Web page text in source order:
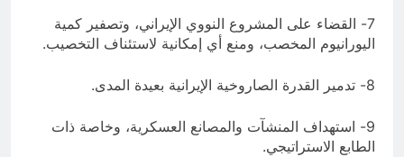
7- القضاء على المشروع النووي الإيراني، وتصفير كمية
اليورانيوم المخصب، ومنع أي إمكانية لاستئناف التخصيب.
8- تدمير القدرة الصاروخية الإيرانية بعيدة المدى.
9- استهداف المنشآت والمصانع العسكرية، وخاصة ذات
الطابع الاستراتيجي.